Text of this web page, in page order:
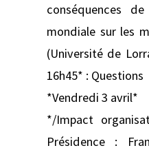
conséquences
mondiale sur les
(Université de
16h45* : Questions
*Vendredi 3 avril*
*/Impact
Présidence :